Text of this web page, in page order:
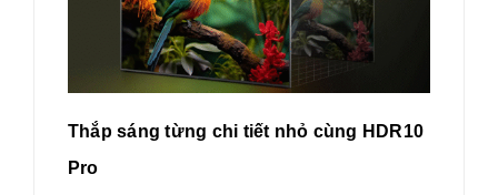
Thắp sáng từng chi tiết nhỏ cùng HDR10
Pro